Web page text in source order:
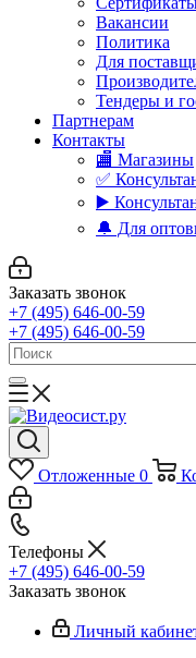
Вакансии
Политика
Для
Тендеры и
Партнерам
Контакты
🏬 Магазины
✅️
▶️
🔔 Для
Заказать звонок
+7 (495) 646-00-59
+7 (495) 646-00-59
Отложенные 0
Телефоны
+7 (495) 646-00-59
Заказать звонок
Личный